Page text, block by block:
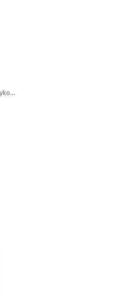
Autobus 907, przystanek Pietrzykowice - Sportowa/Główna, kier: Pietrzykowice - Sportowa/Pętla